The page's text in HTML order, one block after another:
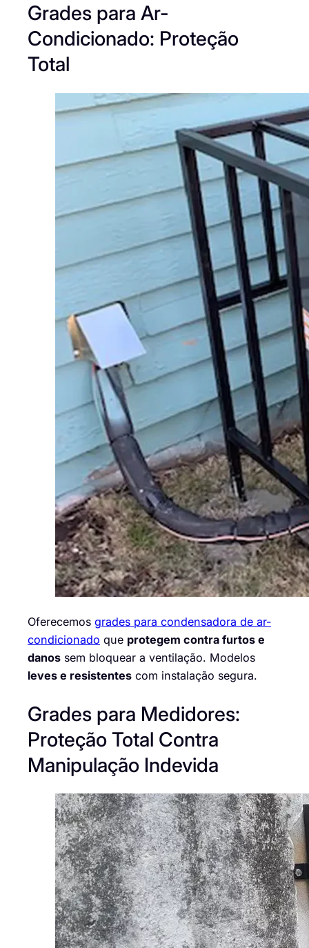
Grades para Ar-
Condicionado: Proteção
Total
Oferecemos grades para condensadora de ar-
condicionado que protegem contra furtos e
danos sem bloquear a ventilação. Modelos
leves e resistentes com instalação segura.
Grades para Medidores:
Proteção Total Contra
Manipulação Indevida